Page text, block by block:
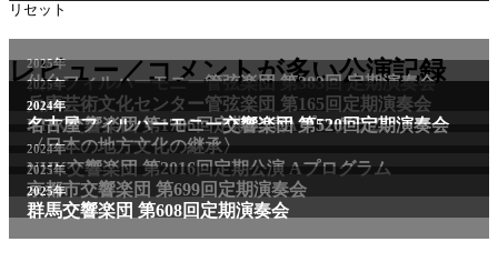
リセット
レビュー／コメントが多い公演記録
2025年
仙台フィルハーモニー管弦楽団 第383回 定期演奏会
2025年
兵庫芸術文化センター管弦楽団 第165回定期演奏会
2011年
NHK交響楽団 第1706回定期公演Aプログラム
2024年
名古屋フィルハーモニー交響楽団 第520回定期演奏会
〈日本の地方文化の継承〉
2024年
NHK交響楽団 第2016回定期公演 Aプログラム
2025年
京都市交響楽団 第699回定期演奏会
2025年
群馬交響楽団 第608回定期演奏会